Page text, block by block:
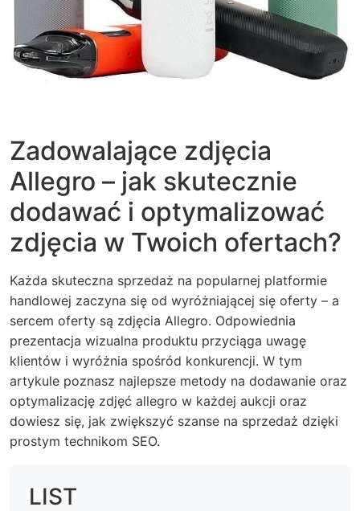
Zadowalające zdjęcia
Allegro – jak skutecznie
dodawać i optymalizować
zdjęcia w Twoich ofertach?
Każda skuteczna sprzedaż na popularnej platformie
handlowej zaczyna się od wyróżniającej się oferty – a
sercem oferty są zdjęcia Allegro. Odpowiednia
prezentacja wizualna produktu przyciąga uwagę
klientów i wyróżnia spośród konkurencji. W tym
artykule poznasz najlepsze metody na dodawanie oraz
optymalizację zdjęć allegro w każdej aukcji oraz
dowiesz się, jak zwiększyć szanse na sprzedaż dzięki
prostym technikom SEO.
LIST